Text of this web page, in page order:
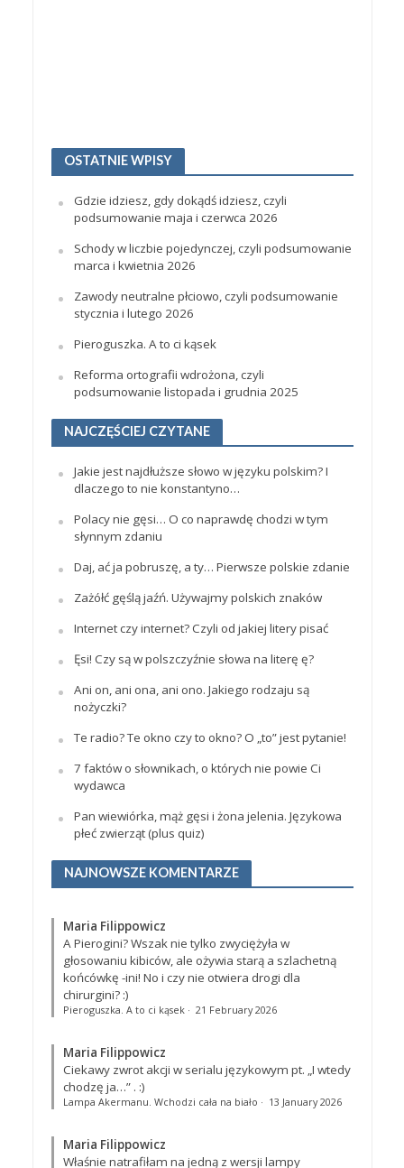
OSTATNIE WPISY
Gdzie idziesz, gdy dokądś idziesz, czyli
podsumowanie maja i czerwca 2026
Schody w liczbie pojedynczej, czyli podsumowanie
marca i kwietnia 2026
Zawody neutralne płciowo, czyli podsumowanie
stycznia i lutego 2026
Pieroguszka. A to ci kąsek
Reforma ortografii wdrożona, czyli
podsumowanie listopada i grudnia 2025
NAJCZĘŚCIEJ CZYTANE
Jakie jest najdłuższe słowo w języku polskim? I
dlaczego to nie konstantyno…
Polacy nie gęsi… O co naprawdę chodzi w tym
słynnym zdaniu
Daj, ać ja pobruszę, a ty… Pierwsze polskie zdanie
Zażółć gęślą jaźń. Używajmy polskich znaków
Internet czy internet? Czyli od jakiej litery pisać
Ęsi! Czy są w polszczyźnie słowa na literę ę?
Ani on, ani ona, ani ono. Jakiego rodzaju są
nożyczki?
Te radio? Te okno czy to okno? O „to” jest pytanie!
7 faktów o słownikach, o których nie powie Ci
wydawca
Pan wiewiórka, mąż gęsi i żona jelenia. Językowa
płeć zwierząt (plus quiz)
NAJNOWSZE KOMENTARZE
Maria Filippowicz
A Pierogini? Wszak nie tylko zwyciężyła w
głosowaniu kibiców, ale ożywia starą a szlachetną
końcówkę -ini! No i czy nie otwiera drogi dla
chirurgini? :)
Pieroguszka. A to ci kąsek· 21 February 2026
Maria Filippowicz
Ciekawy zwrot akcji w serialu językowym pt. „I wtedy
chodzę ja…”. :)
Lampa Akermanu. Wchodzi cała na biało · 13 January 2026
Maria Filippowicz
Właśnie natrafiłam na jedną z wersji lampy